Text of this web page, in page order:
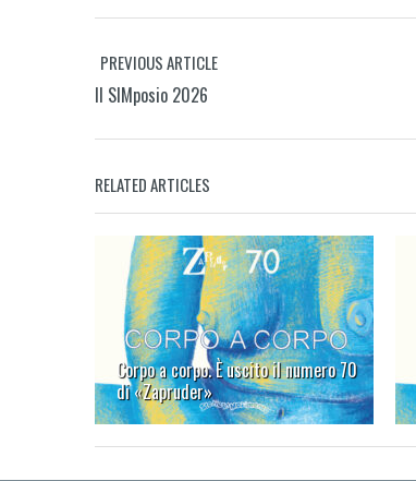
PREVIOUS ARTICLE
Il SIMposio 2026
RELATED ARTICLES
Corpo a corpo. È uscito il numero 70
di «Zapruder»